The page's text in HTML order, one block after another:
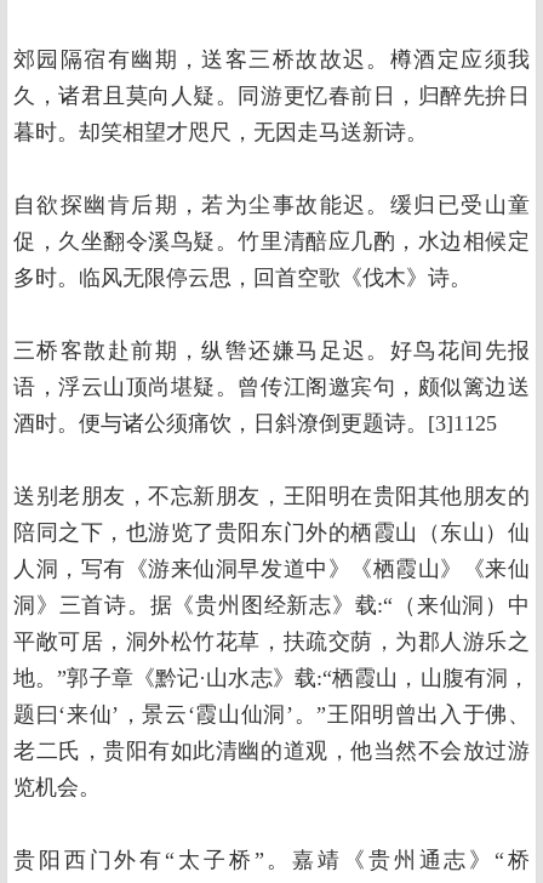
郊园隔宿有幽期，送客三桥故故迟。樽酒定应须我
久，诸君且莫向人疑。同游更忆春前日，归醉先拚日
暮时。却笑相望才咫尺，无因走马送新诗。
自欲探幽肯后期，若为尘事故能迟。缓归已受山童
促，久坐翻令溪鸟疑。竹里清醅应几酌，水边相候定
多时。临风无限停云思，回首空歌《伐木》诗。
三桥客散赴前期，纵辔还嫌马足迟。好鸟花间先报
语，浮云山顶尚堪疑。曾传江阁邀宾句，颇似篱边送
酒时。便与诸公须痛饮，日斜潦倒更题诗。[3]1125
送别老朋友，不忘新朋友，王阳明在贵阳其他朋友的
陪同之下，也游览了贵阳东门外的栖霞山（东山）仙
人洞，写有《游来仙洞早发道中》《栖霞山》《来仙
洞》三首诗。据《贵州图经新志》载:“（来仙洞）中
平敞可居，洞外松竹花草，扶疏交荫，为郡人游乐之
地。”郭子章《黔记·山水志》载:“栖霞山，山腹有洞，
题曰‘来仙’，景云‘霞山仙洞’。”王阳明曾出入于佛、
老二氏，贵阳有如此清幽的道观，他当然不会放过游
览机会。
贵阳西门外有“太子桥”。嘉靖《贵州通志》“桥